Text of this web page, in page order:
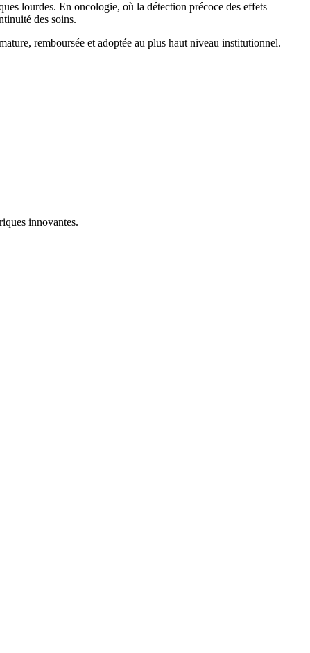
lourdes. En oncologie, où la détection précoce des effets
des soins.
remboursée et adoptée au plus haut niveau institutionnel.
innovantes.